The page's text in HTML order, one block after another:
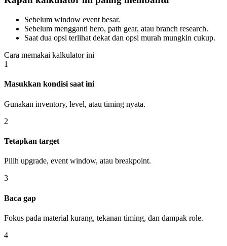
Sebelum window event besar.
Sebelum mengganti hero, path gear, atau branch research.
Saat dua opsi terlihat dekat dan opsi murah mungkin cukup.
Cara memakai kalkulator ini
1
Masukkan kondisi saat ini
Gunakan inventory, level, atau timing nyata.
2
Tetapkan target
Pilih upgrade, event window, atau breakpoint.
3
Baca gap
Fokus pada material kurang, tekanan timing, dan dampak role.
4